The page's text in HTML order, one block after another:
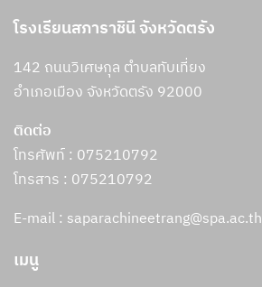
โรงเรียนสภาราชินี จังหวัดตรัง
142 ถนนวิเศษกุล ตำบลทับเที่ยง
อำเภอเมือง จังหวัดตรัง 92000
ติดต่อ
โทรศัพท์ : 075210792
โทรสาร : 075210792
E-mail : saparachineetrang@spa.ac.th
เมนู